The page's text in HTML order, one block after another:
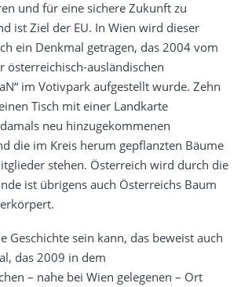
und für eine sichere Zukunft zu
ist Ziel der EU. In Wien wird dieser
ein Denkmal getragen, das 2004 vom
österreichisch-ausländischen
im Votivpark aufgestellt wurde. Zehn
Tisch mit einer Landkarte
neu hinzugekommenen
die im Kreis herum gepflanzten Bäume
stehen. Österreich wird durch die
ist übrigens auch Österreichs Baum
Geschichte sein kann, das beweist auch
das 2009 in dem
– nahe bei Wien gelegenen – Ort